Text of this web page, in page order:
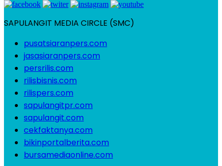
SAPULANGIT MEDIA CIRCLE (SMC)
pusatsiaranpers.com
jasasiaranpers.com
persrilis.com
rilisbisnis.com
rilispers.com
sapulangitpr.com
sapulangit.com
cekfaktanya.com
bikinportalberita.com
bursamediaonline.com